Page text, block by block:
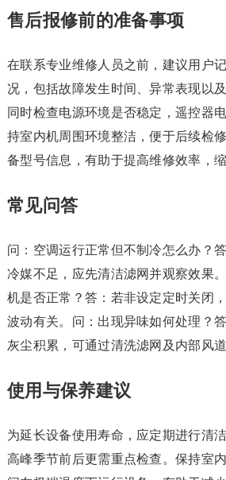
售后报修前的准备事项
在联系专业维修人员之前，建议用户
况，包括故障发生时间、异常表现以
同时检查电源环境是否稳定，遥控器
持室内机周围环境整洁，便于后续检
备型号信息，有助于提高维修效率，缩
常见问答
问：空调运行正常但不制冷怎么办？
冷媒不足，应先清洁滤网并观察效果
机是否正常？答：若非设定定时关闭
波动有关。问：出现异味如何处理？
灰尘积累，可通过清洗滤网及内部风道
使用与保养建议
为延长设备使用寿命，应定期进行清
高峰季节前后更需重点检查。保持室